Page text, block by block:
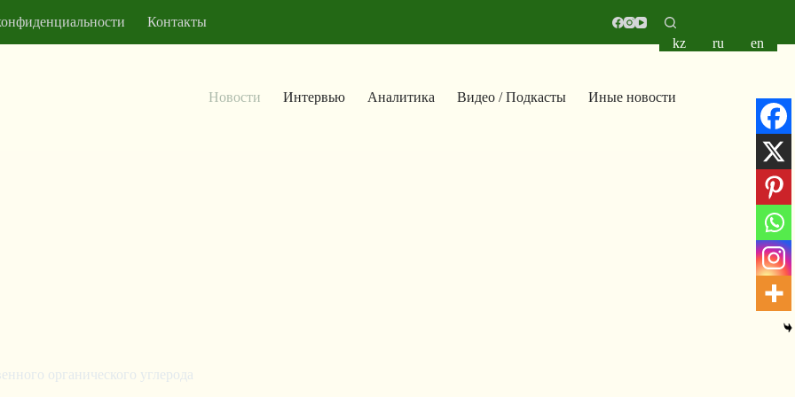
Контакты
Новости Интервью Аналитика Видео / Подкасты Иные новости
kz ru en
органического углерода